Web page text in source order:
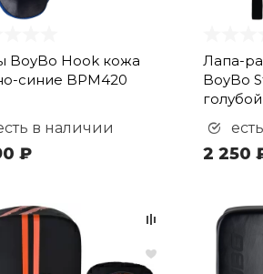
BoyBo Hook кожа
синие BPM420
в наличии
₽
Лапа-
BoyBo
2 250